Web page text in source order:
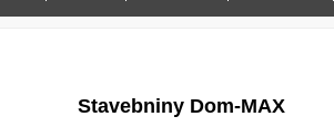
Stavebniny Dom-MAX